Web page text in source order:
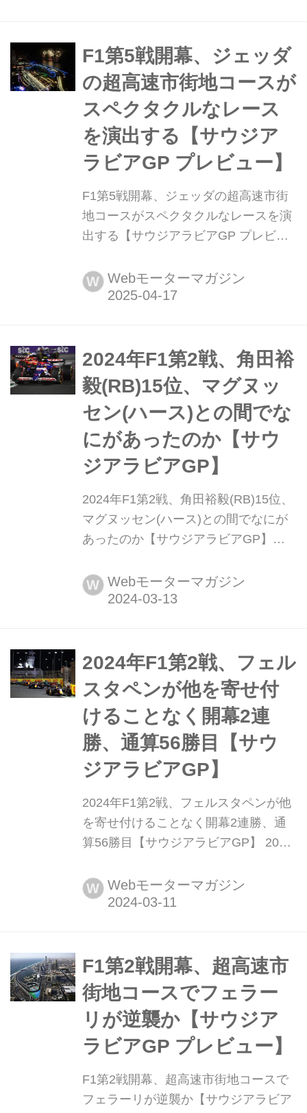
のマックス・フェルスタッペン、3位
にはフェラーリのシャルル・ルクレー
ルが入った。角田裕毅(レッドブル...
F1第5戦開幕、ジェッダ
の超高速市街地コースが
スペクタクルなレース
を演出する【サウジア
ラビアGP プレビュー】
F1第5戦開幕、ジェッダの超高速市街
地コースがスペクタクルなレースを演
出する【サウジアラビアGP プレビュ
5戦サウジアラビアGPが、サウジアラ
ビア第二の都市ジェッダの市街地コー
バーレーンGPに続く3週連続の開催
で、F1は早くも5戦目を迎える。昨年
はラマダンの時期に重なっ...
W Webモーターマガジン
2024年F1第2戦、角田裕
毅(RB)15位、マグヌッ
セン(ハース)との間でな
にがあったのか【サウ
ジアラビアGP】
2024年F1第2戦、角田裕毅(RB)15位、
マグヌッセン(ハース)との間でなにが
あったのか【サウジアラビアGP】
ウジアラビアGPが開催され、9番グリ
ッドからスタートした角田裕毅(RB)は
に終わったが、その際のマグヌッセン
のドライビングが物議を呼んでいる。
W Webモーターマガジン
2024年F1第2戦、フェル
スタペンが他を寄せ付
けることなく開幕2連
勝、通算56勝目【サウ
ジアラビアGP】
2024年F1第2戦、フェルスタペンが他
を寄せ付けることなく開幕2連勝、通
算56勝目【サウジアラビアGP】 2024
2戦サウジアラビアGPが西部のジェッ
ダ市街地サーキットで開催され、レッ
り、レッドブルが2戦連続の1-2フィニ
ッシュを達成した。
W Webモーターマガジン
F1第2戦開幕、超高速市
街地コースでフェラー
リが逆襲か【サウジア
ラビアGP プレビュー】
F1第2戦開幕、超高速市街地コースで
フェラーリが逆襲か【サウジアラビア